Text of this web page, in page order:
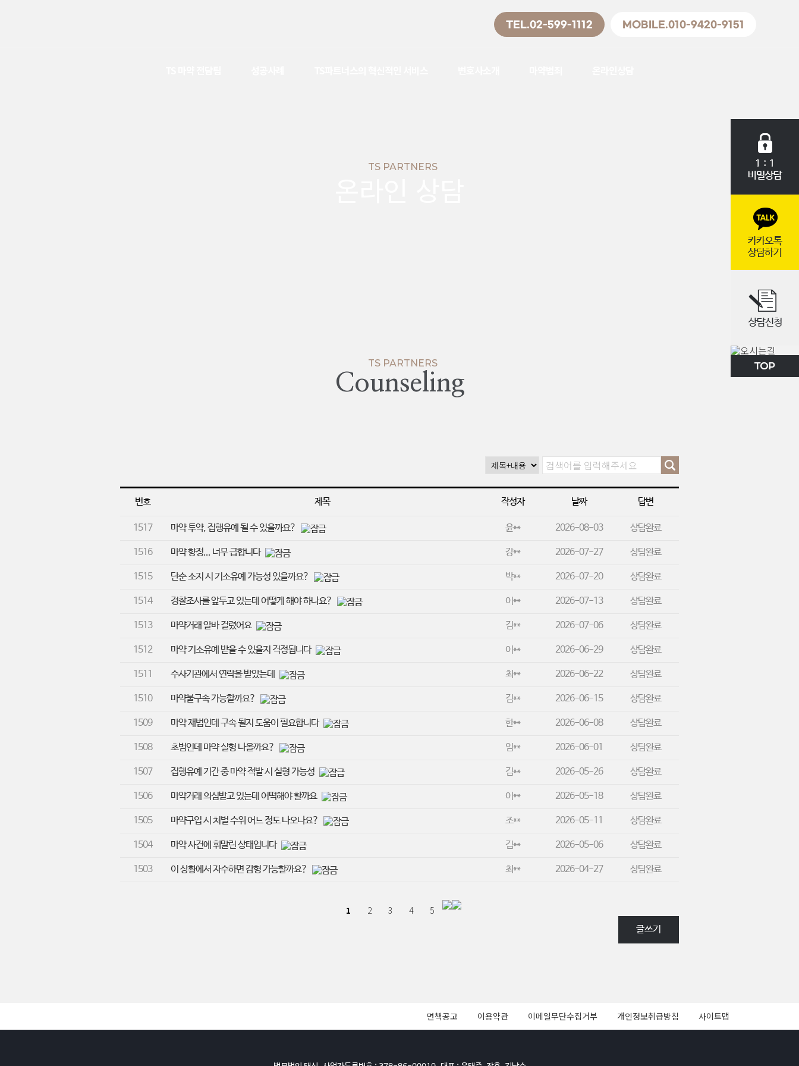
TEL.02-599-1112 MOBILE.010-9420-9151
TS PARTNERS
TS PARTNERS
Counseling
번호 제목 작성자 날짜 답변
1517 마약 투약, 집행유예 될 수 있을까요? 윤** 2026-08-03 상담완료
1516 마약 향정... 너무 급합니다 강** 2026-07-27 상담완료
1515 단순 소지 시 기소유예 가능성 있을까요? 박** 2026-07-20 상담완료
1514 경찰조사를 앞두고 있는데 어떻게 해야 하나요? 이** 2026-07-13 상담완료
1513 마약거래 알바 걸렸어요 김** 2026-07-06 상담완료
1512 마약 기소유예 받을 수 있을지 걱정됩니다 이** 2026-06-29 상담완료
1511 수사기관에서 연락을 받았는데 최** 2026-06-22 상담완료
1510 마약불구속 가능할까요? 김** 2026-06-15 상담완료
1509 마약 재범인데 구속 될지 도움이 필요합니다 한** 2026-06-08 상담완료
1508 초범인데 마약 실형 나올까요? 임** 2026-06-01 상담완료
1507 집행유예 기간 중 마약 적발 시 실형 가능성 김** 2026-05-26 상담완료
1506 마약거래 의심받고 있는데 어떡해야 할까요 이** 2026-05-18 상담완료
1505 마약구입 시 처벌 수위 어느 정도 나오나요? 조** 2026-05-11 상담완료
1504 마약 사건에 휘말린 상태입니다 김** 2026-05-06 상담완료
1503 이 상황에서 자수하면 감형 가능할까요? 최** 2026-04-27 상담완료
1 2 3 4 5
글쓰기
면책공고 이용약관 이메일무단수집거부 개인정보취급방침 사이트맵